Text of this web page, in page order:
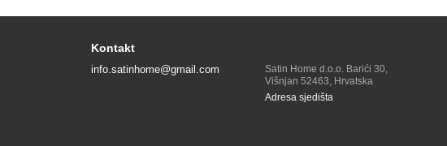
Kontakt
info.satinhome@gmail.com
Satin Home d.o.o. Barići 30,
Višnjan 52463, Hrvatska
Adresa sjedišta